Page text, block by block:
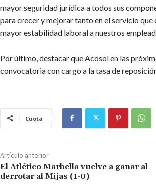
mayor seguridad jurídica a todos sus
para crecer y mejorar tanto en el servicio
mayor estabilidad laboral a nuestros
Por último, destacar que Acosol en las
convocatoria con cargo a la tasa de
Cuota
Artículo anterior
El Atlético Marbella vuelve a ganar al
derrotar al Mijas (1-0)